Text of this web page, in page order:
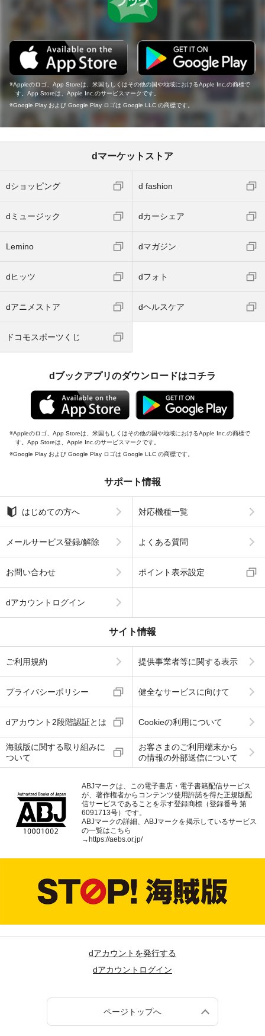
Appleのロゴ、App Storeは、米国もしくはその他の国や地域におけるApple Inc.の商標で
す。App Storeは、Apple Inc.のサービスマークです。
Google Play および Google Play ロゴは Google LLC の商標です。
dマーケットストア
dショッピング d fashion
dミュージック dカーシェア
Lemino dマガジン
dヒッツ dフォト
dアニメストア dヘルスケア
ドコモスポーツくじ
dブックアプリのダウンロードはコチラ
Appleのロゴ、App Storeは、米国もしくはその他の国や地域におけるApple Inc.の商標で
す。App Storeは、Apple Inc.のサービスマークです。
Google Play および Google Play ロゴは Google LLC の商標です。
サポート情報
はじめての方へ 対応機種一覧
メールサービス登録/解除 よくある質問
お問い合わせ ポイント表示設定
dアカウントログイン
サイト情報
ご利用規約 提供事業者等に関する表示
プライバシーポリシー 健全なサービスに向けて
dアカウント2段階認証とは Cookieの利用について
海賊版に関する取り組みに
ついて
お客さまのご利用端末から
の情報の外部送信について
ABJマークは、この電子書店・電子書籍配信サービス
が、著作権者からコンテンツ使用許諾を得た正規版配
信サービスであることを示す登録商標（登録番号 第
6091713号）です。
ABJマークの詳細、ABJマークを掲示しているサービス
の一覧はこちら
→ https://aebs.or.jp/
dアカウントを発行する
dアカウントログイン
ページトップへ